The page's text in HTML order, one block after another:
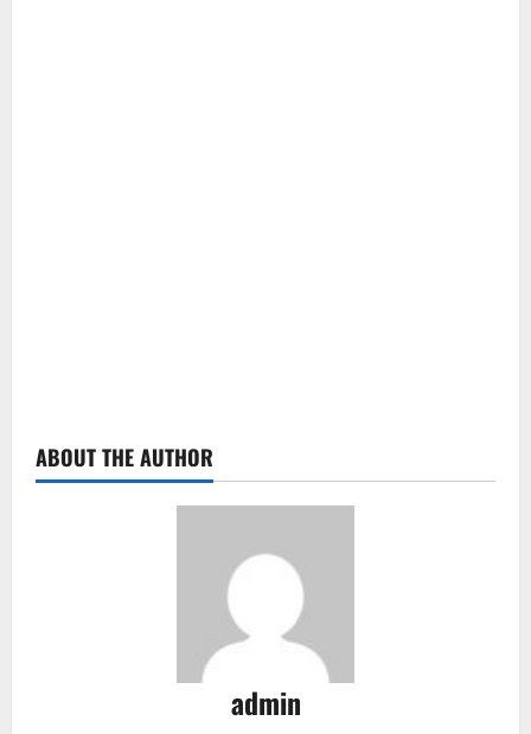
ABOUT THE AUTHOR
admin